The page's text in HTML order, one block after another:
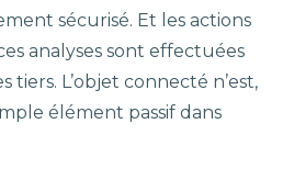
sécurisé. Et les actions
analyses sont effectuées
tiers. L’objet connecté n’est,
élément passif dans